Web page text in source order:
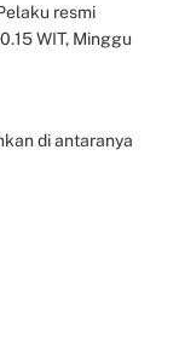
resmi
WIT, Minggu
di antaranya